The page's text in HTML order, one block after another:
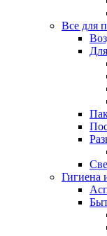
Все для
Гигиена